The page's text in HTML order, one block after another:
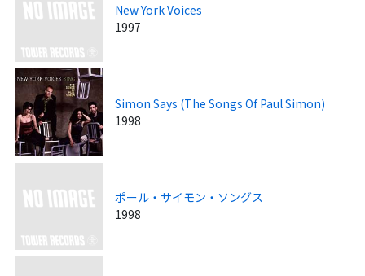
New York Voices
1997
Simon Says (The Songs Of Paul Simon)
1998
ポール・サイモン・ソングス
1998